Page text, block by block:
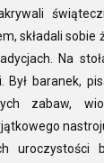
składali sobie
Na
Był baranek,
zabaw,
uroczystości